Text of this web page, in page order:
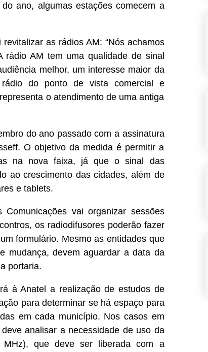
ano, algumas estações comecem a
as rádios AM: “Nós achamos
AM tem uma qualidade de sinal
melhor, um interesse maior da
do ponto de vista comercial e
o atendimento de uma antiga
do ano passado com a assinatura
O objetivo da medida é permitir a
na nova faixa, já que o sinal das
ao crescimento das cidades, além de
e tablets.
vai organizar sessões
os radiodifusores poderão fazer
formulário. Mesmo as entidades que
mudança, devem aguardar a data da
portaria.
à Anatel a realização de estudos de
para determinar se há espaço para
em cada município. Nos casos em
analisar a necessidade de uso da
que deve ser liberada com a